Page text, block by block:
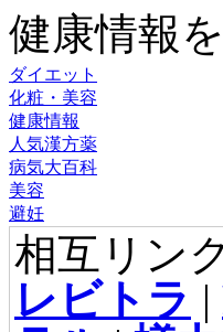
健康情報
ダイエット
化粧・美容
健康情報
人気漢方薬
病気大百科
美容
避妊
相互リン
レビトラ |